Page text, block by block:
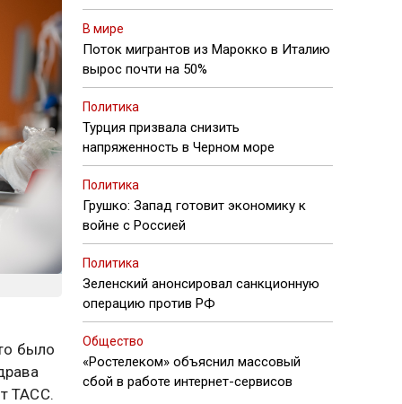
было
ТАСС.
В мире
Поток мигрантов из Марокко в Италию
вырос почти на 50%
Политика
Турция призвала снизить
напряженность в Черном море
Политика
Грушко: Запад готовит экономику к
войне с Россией
Политика
Зеленский анонсировал санкционную
операцию против РФ
Общество
«Ростелеком» объяснил массовый
сбой в работе интернет-сервисов